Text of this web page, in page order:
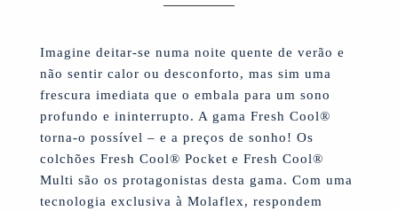
Imagine deitar-se numa noite quente de verão e
não sentir calor ou desconforto, mas sim uma
frescura imediata que o embala para um sono
profundo e ininterrupto. A gama Fresh Cool®
torna-o possível – e a preços de sonho! Os
colchões Fresh Cool® Pocket e Fresh Cool®
Multi são os protagonistas desta gama. Com uma
tecnologia exclusiva à Molaflex, respondem